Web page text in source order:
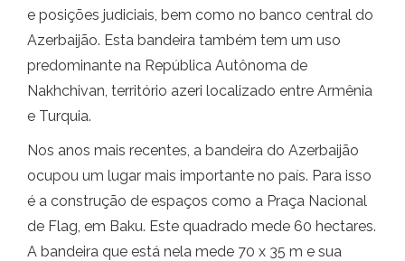
e posições judiciais, bem como no banco central do
Azerbaijão. Esta bandeira também tem um uso
predominante na República Autônoma de
Nakhchivan, território azeri localizado entre Armênia
e Turquia.
Nos anos mais recentes, a bandeira do Azerbaijão
ocupou um lugar mais importante no país. Para isso
é a construção de espaços como a Praça Nacional
de Flag, em Baku. Este quadrado mede 60 hectares.
A bandeira que está nela mede 70 x 35 m e sua